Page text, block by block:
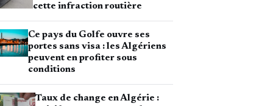
cette infraction routière
Ce pays du Golfe ouvre ses
portes sans visa : les Algériens
peuvent en profiter sous
conditions
Taux de change en Algérie :